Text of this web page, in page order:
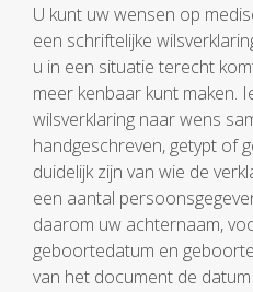
U kunt uw wensen op
een schriftelijke
u in een situatie terecht
meer kenbaar kunt maken.
wilsverklaring naar wens
handgeschreven, getypt of
duidelijk zijn van wie de
een aantal
daarom uw achternaam,
geboortedatum en
van het document de